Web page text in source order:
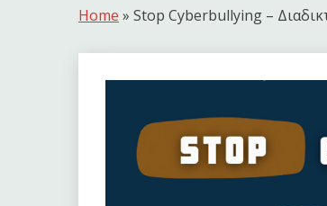
Home » Stop Cyberbullying –